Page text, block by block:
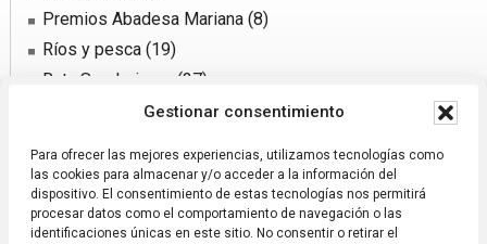
Gestionar consentimiento
Para ofrecer las mejores experiencias, utilizamos tecnologías como
las cookies para almacenar y/o acceder a la información del
dispositivo. El consentimiento de estas tecnologías nos permitirá
procesar datos como el comportamiento de navegación o las
identificaciones únicas en este sitio. No consentir o retirar el
Premios Abadesa Mariana(8)
Ríos y pesca(19)
Ruta Senderismo
(37)
Sector agrario(31)
Traída de agua(50)